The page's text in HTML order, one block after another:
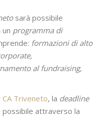
sarà possibile
un programma di
formazioni di alto
al fundraising,
CA Triveneto, la deadline
possibile attraverso la